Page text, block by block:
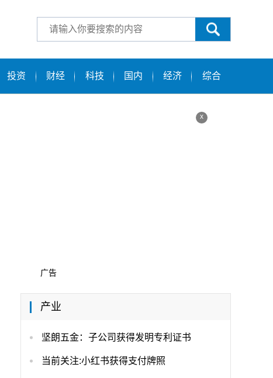
投资 财经 科技 国内 经济 综合
x
广告
产业
坚朗五金：子公司获得发明专利证书
当前关注:小红书获得支付牌照